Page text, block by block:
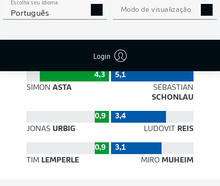
Escolha seu idioma
Português Modo de visualização
Login
609
81 % Precisão 88 %
EFICIÊNCIA DE PASSES
4,3
5,1
SIMON ASTA
SEBASTIAN
SCHONLAU
0,9
3,4
JONAS URBIG LUDOVIT REIS
0,9
3,1
TIM LEMPERLE MIROMUHEIM